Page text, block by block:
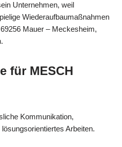
Unternehmen, weil
Wiederaufbaumaßnahmen
Mauer – Meckesheim,
für MESCH
Kommunikation,
Arbeiten.